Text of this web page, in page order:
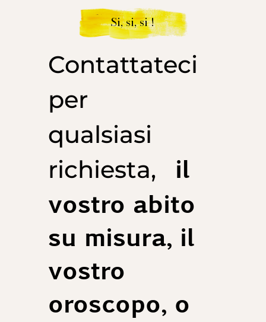
Contattateci
per
qualsiasi
richiesta,
il
vostro abito
su misura, il
vostro
oroscopo, o
Si, si, si !